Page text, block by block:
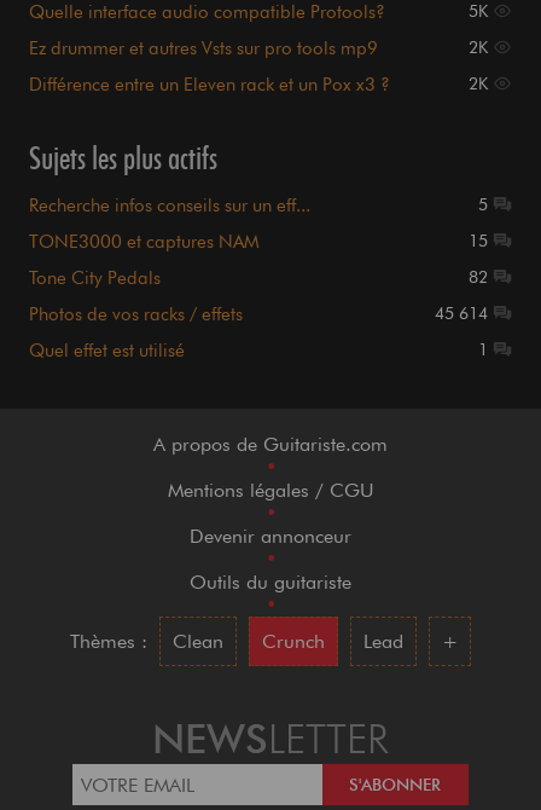
Quelle interface audio compatible Protools? 5K
Ez drummer et autres Vsts sur pro tools mp9 2K
Différence entre un Eleven rack et un Pox x3 ? 2K
Sujets les plus actifs
Recherche infos conseils sur un eff... 5
TONE3000 et captures NAM 15
Tone City Pedals 82
Photos de vos racks / effets 45 614
Quel effet est utilisé 1
A propos de Guitariste.com
•
Mentions légales / CGU
•
Devenir annonceur
•
Outils du guitariste
•
Thèmes :
Clean Crunch Lead +
NEWSLETTER